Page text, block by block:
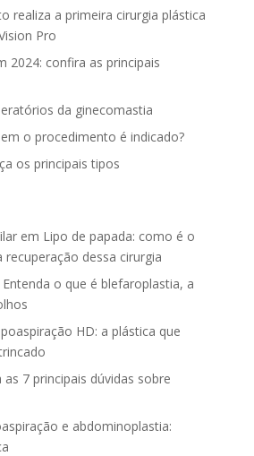
realiza a primeira cirurgia plástica
Pro
2024: confira as principais
da ginecomastia
o procedimento é indicado?
os principais tipos
em Lipo de papada: como é o
dessa cirurgia
Entenda o que é blefaroplastia, a
HD: a plástica que
as 7 principais dúvidas sobre
e abdominoplastia: